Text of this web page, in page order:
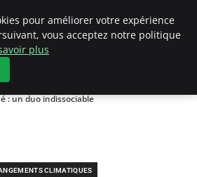
: un duo indissociable
CLIMATIQUES
pour améliorer votre expérience
vous acceptez notre politique
plus